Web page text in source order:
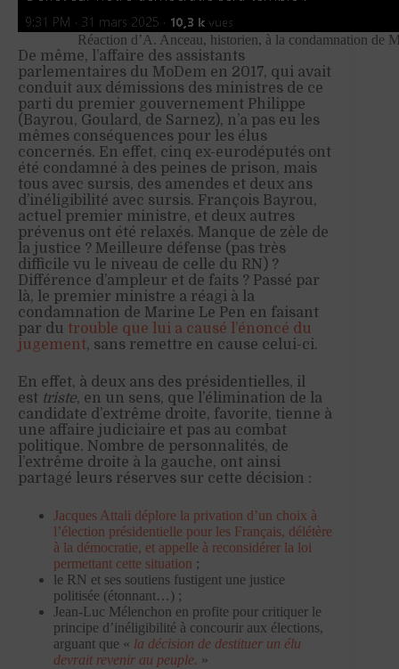
Réaction d’A. Anceau, historien, à la condamnation de
De même, l’affaire des assistants
parlementaires du MoDem en 2017, qui avait
conduit aux démissions des ministres de ce
parti du premier gouvernement Philippe
(Bayrou, Goulard, de Sarnez), n’a pas eu les
mêmes conséquences pour les élus
concernés. En effet, cinq ex-eurodéputés ont
été condamné à des peines de prison, mais
tous avec sursis, des amendes et deux ans
d’inéligibilité avec sursis. François Bayrou,
actuel premier ministre, et deux autres
prévenus ont été relaxés. Manque de zèle de
la justice ? Meilleure défense (pas très
difficile vu le niveau de celle du RN) ?
Différence d’ampleur et de faits ? Passé par
là, le premier ministre a réagi à la
condamnation de Marine Le Pen en faisant
par du trouble que lui a causé l’énoncé du
jugement, sans remettre en cause celui-ci.
En effet, à deux ans des présidentielles, il
est triste, en un sens, que l’élimination de la
candidate d’extrême droite, favorite, tienne à
une affaire judiciaire et pas au combat
politique. Nombre de personnalités, de
l’extrême droite à la gauche, ont ainsi
partagé leurs réserves sur cette décision :
Jacques Attali déplore la privation d’un choix à
l’élection présidentielle pour les Français, délétère
à la démocratie, et appelle à reconsidérer la loi
permettant cette situation ;
le RN et ses soutiens fustigent une justice
politisée (étonnant…) ;
Jean-Luc Mélenchon en profite pour critiquer le
principe d’inéligibilité à concourir aux élections,
arguant que « la décision de destituer un élu
devrait revenir au peuple. »